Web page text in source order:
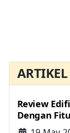
Review
Dengan